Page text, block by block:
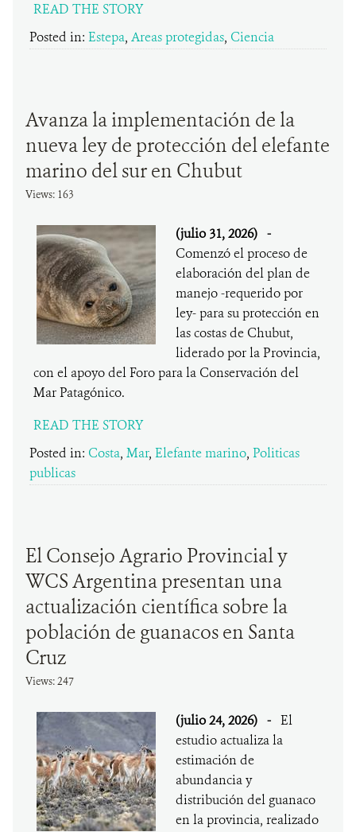
READ THE STORY
Posted in: Estepa, Areas protegidas, Ciencia
Avanza la implementación de la
nueva ley de protección del elefante
marino del sur en Chubut
Views: 163
(julio 31, 2026) -
Comenzó el proceso de
elaboración del plan de
manejo -requerido por
ley- para su protección en
las costas de Chubut,
liderado por la Provincia,
con el apoyo del Foro para la Conservación del
Mar Patagónico.
READ THE STORY
Posted in: Costa, Mar, Elefante marino, Politicas
publicas
El Consejo Agrario Provincial y
WCS Argentina presentan una
actualización científica sobre la
población de guanacos en Santa
Cruz
Views: 247
(julio 24, 2026) - El
estudio actualiza la
estimación de
abundancia y
distribución del guanaco
en la provincia, realizado